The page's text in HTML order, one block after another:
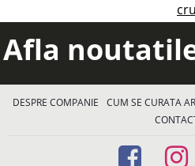
Afla
DESPRE COMPANIE CUM SE CURATA